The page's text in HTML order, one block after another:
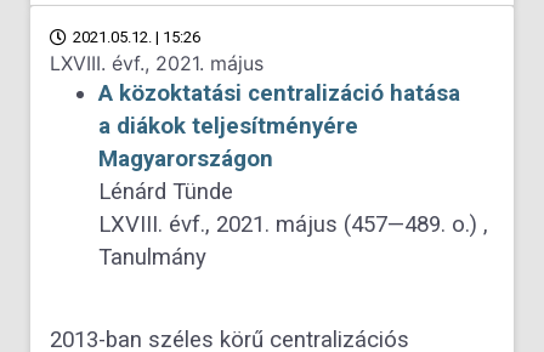
2021.05.12. | 15:26
LXVIII. évf., 2021. május
A közoktatási centralizáció hatása
a diákok teljesítményére
Magyarországon
Lénárd Tünde
LXVIII. évf., 2021. május (457—489. o.) ,
Tanulmány
2013-ban széles körű centralizációs